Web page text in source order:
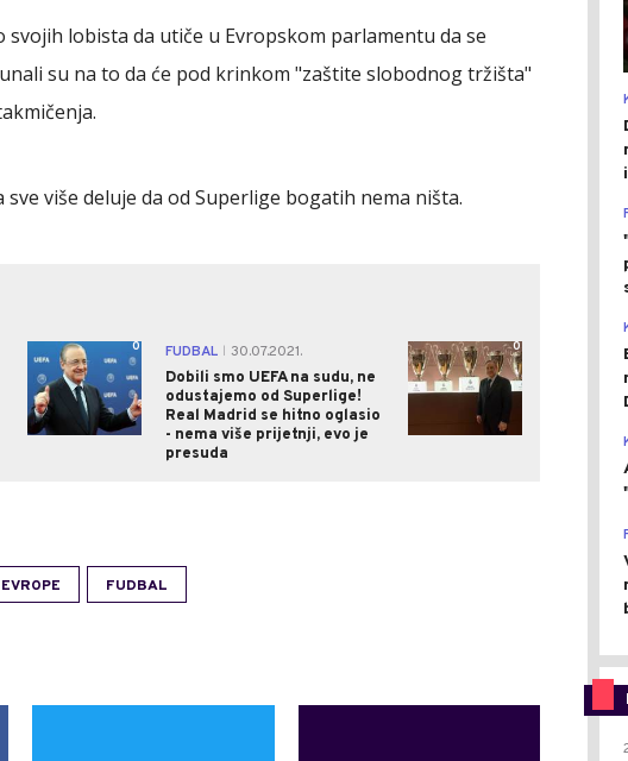
lobista da utiče u Evropskom parlamentu da se
su na to da će pod krinkom "zaštite slobodnog tržišta"
sve više deluje da od Superlige bogatih nema ništa.
0 FUDBAL
30.07.2021.
Dobili smo UEFA na sudu, ne
odustajemo od Superlige!
Real Madrid se hitno oglasio
- nema više prijetnji, evo je
presuda
0
FUDBAL